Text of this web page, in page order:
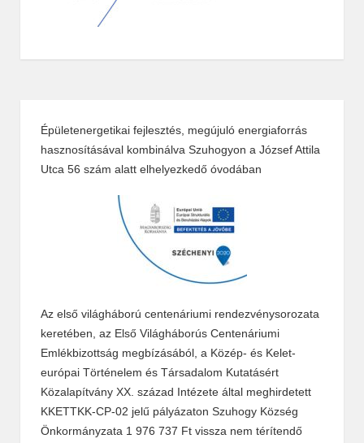
Épületenergetikai fejlesztés, megújuló energiaforrás
hasznosításával kombinálva Szuhogyon a József Attila
Utca 56 szám alatt elhelyezkedő óvodában
Az első világháború centenáriumi rendezvénysorozata
keretében, az Első Világháborús Centenáriumi
Emlékbizottság megbízásából, a Közép- és Kelet-
európai Történelem és Társadalom Kutatásért
Közalapítvány XX. század Intézete által meghirdetett
KKETTKK-CP-02 jelű pályázaton Szuhogy Község
Önkormányzata 1 976 737 Ft vissza nem térítendő